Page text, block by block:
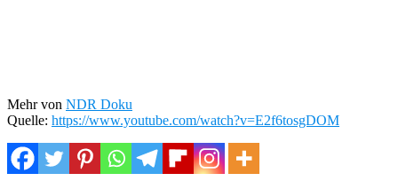
Mehr von NDR Doku
Quelle: https://www.youtube.com/watch?v=E2f6tosgDOM